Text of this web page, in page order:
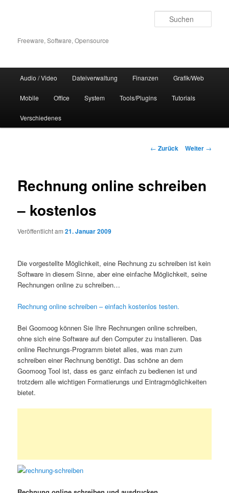
Freeware, Software, Opensource
Audio / Video Dateiverwaltung Finanzen Grafik/Web
Mobile Office System Tools/Plugins Tutorials
Verschiedenes
Beitrags-
← Zurück Weiter →
Rechnung online schreiben
– kostenlos
Veröffentlicht am21. Januar 2009
Die vorgestellte Möglichkeit, eine Rechnung zu schreiben ist kein
Software in diesem Sinne, aber eine einfache Möglichkeit, seine
Rechnungen online zu schreiben…
Rechnung online schreiben – einfach kostenlos testen.
Bei Goomoog können Sie Ihre Rechnungen online schreiben,
ohne sich eine Software auf den Computer zu installieren. Das
online Rechnungs-Programm bietet alles, was man zum
schreiben einer Rechnung benötigt. Das schöne an dem
Goomoog Tool ist, dass es ganz einfach zu bedienen ist und
trotzdem alle wichtigen Formatierungs und Eintragmöglichkeiten
bietet.